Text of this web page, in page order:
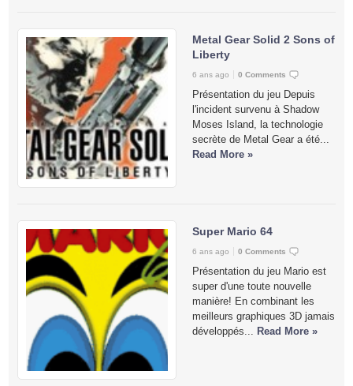
Metal Gear Solid 2 Sons of
Liberty
6 ans ago 0 Comments
Présentation du jeu Depuis
l'incident survenu à Shadow
Moses Island, la technologie
secrète de Metal Gear a été...
Read More »
Super Mario 64
6 ans ago 0 Comments
Présentation du jeu Mario est
super d'une toute nouvelle
manière! En combinant les
meilleurs graphiques 3D jamais
développés... Read More »